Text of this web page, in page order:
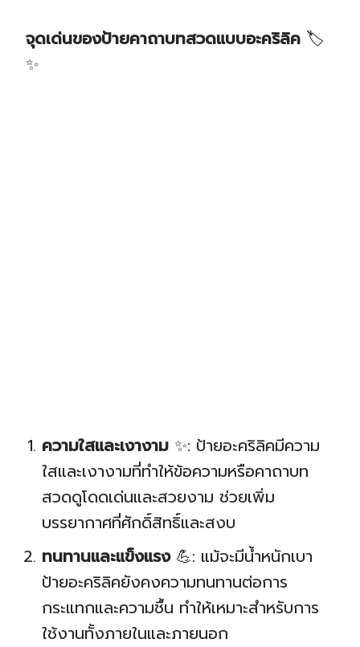
จุดเด่นของป้ายคาถาบทสวดแบบอะคริลิค 🏷️
✨
ความใสและเงางาม ✨: ป้ายอะคริลิคมีความ
ใสและเงางามที่ทำให้ข้อความหรือคาถาบท
สวดดูโดดเด่นและสวยงาม ช่วยเพิ่ม
บรรยากาศที่ศักดิ์สิทธิ์และสงบ
ทนทานและแข็งแรง💪: แม้จะมีน้ำหนักเบา
ป้ายอะคริลิคยังคงความทนทานต่อการ
กระแทกและความชื้น ทำให้เหมาะสำหรับการ
ใช้งานทั้งภายในและภายนอก